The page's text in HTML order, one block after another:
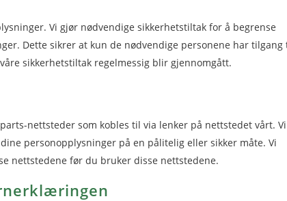
Vi gjør nødvendige sikkerhetstiltak for å begrense
Dette sikrer at kun de nødvendige personene har tilgang
sikkerhetstiltak regelmessig blir gjennomgått.
nettsteder som kobles til via lenker på nettstedet vårt. Vi
personopplysninger på en pålitelig eller sikker måte. Vi
nettstedene før du bruker disse nettstedene.